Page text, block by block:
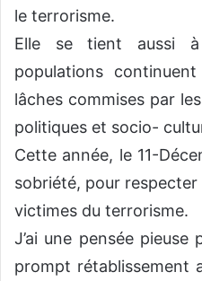
le terrorisme.
Elle se tient aussi
populations
lâches commises par
politiques et socio-
Cette année, le 11-
sobriété, pour
victimes du terrorisme.
J’ai une pensée
prompt rétablissement